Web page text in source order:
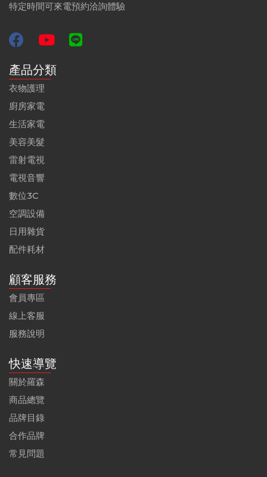
特定時間可來電預約洽詢體驗
產品分類
衣物護理
廚房家電
生活家電
美容美髮
雷射電視
電視音響
數位3C
空調設備
日用雜貨
配件耗材
顧客服務
會員專區
線上客服
服務說明
快速導覽
關於羅森
商品總覽
品牌目錄
合作品牌
常見問題